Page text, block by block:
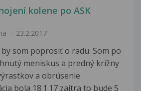
kolene po ASK
23.2.2017
som poprosiť o radu. Som po
meniskus a predný krížny
a obrúsenie
bola 18.1.17 zajtra to bude 5